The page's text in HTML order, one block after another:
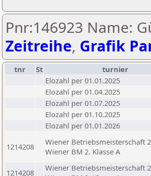
Pnr:146923 Name:
Zeitreihe, Grafik
tnr St turnier
Elozahl per 01.01.2025
Elozahl per 01.04.2025
Elozahl per 01.07.2025
Elozahl per 01.10.2025
Elozahl per 01.01.2026
1214208
Wiener Betriebsmeisterschaft
Wiener BM 2. Klasse A
1214208
Wiener Betriebsmeisterschaft